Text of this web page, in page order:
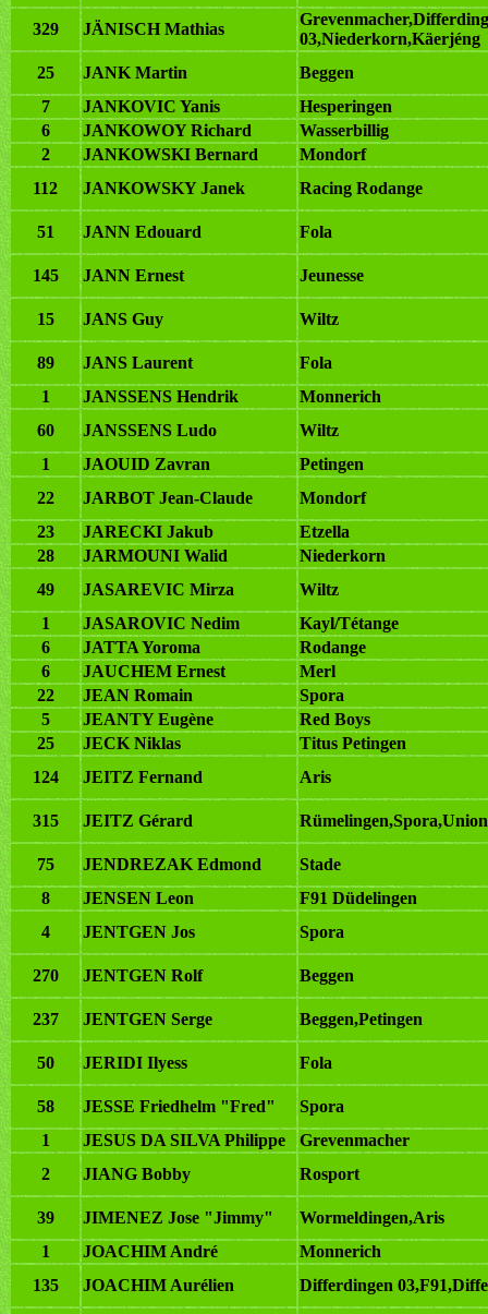
329 JÄNISCH Mathias
03,Niederkorn,Käerjéng
25
JANK Martin
Beggen
7
JANKOVIC Yanis
Hesperingen
6
JANKOWOY Richard
Wasserbillig
2
JANKOWSKI Bernard
Mondorf
112
JANKOWSKY Janek Racing Rodange
51 JANN Edouard Fola
145 JANN Ernest Jeunesse
15 JANS Guy Wiltz
89 JANS Laurent
Fola
1
JANSSENS Hendrik
Monnerich
60
JANSSENS Ludo
Wiltz
1
JAOUID Zavran
Petingen
22
JARBOT Jean-Claude
Mondorf
23
JARECKI Jakub
Etzella
28
JARMOUNI Walid
Niederkorn
49
JASAREVIC Mirza
Wiltz
1
JASAROVIC Nedim
Kayl/Tétange
6
JATTA Yoroma
Rodange
6
JAUCHEM Ernest
Merl
22
JEAN Romain
Spora
5
JEANTY Eugène
Red Boys
25
JECK Niklas
Titus Petingen
124
JEITZ Fernand Aris
315 JEITZ Gérard
75 JENDREZAK Edmond
Stade
8
JENSEN Leon
F91 Düdelingen
4
JENTGEN Jos Spora
270 JENTGEN Rolf Beggen
237 JENTGEN Serge Beggen,Petingen
50 JERIDI Ilyess Fola
58 JESSE Friedhelm "Fred"
Spora
1
JESUS DA SILVA Philippe
Grevenmacher
2
JIANG Bobby Rosport
39 JIMENEZ Jose "Jimmy"
Wormeldingen,Aris
1
JOACHIM André
Monnerich
135
JOACHIM Aurélien Differdingen